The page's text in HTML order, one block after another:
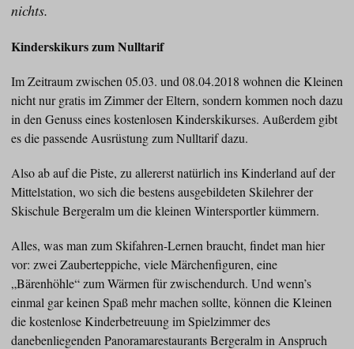
nichts.
Kinderskikurs zum Nulltarif
Im Zeitraum zwischen 05.03. und 08.04.2018 wohnen die Kleinen
nicht nur gratis im Zimmer der Eltern, sondern kommen noch dazu
in den Genuss eines kostenlosen Kinderskikurses. Außerdem gibt
es die passende Ausrüstung zum Nulltarif dazu.
Also ab auf die Piste, zu allererst natürlich ins Kinderland auf der
Mittelstation, wo sich die bestens ausgebildeten Skilehrer der
Skischule Bergeralm um die kleinen Wintersportler kümmern.
Alles, was man zum Skifahren-Lernen braucht, findet man hier
vor: zwei Zauberteppiche, viele Märchenfiguren, eine
„Bärenhöhle“ zum Wärmen für zwischendurch. Und wenn’s
einmal gar keinen Spaß mehr machen sollte, können die Kleinen
die kostenlose Kinderbetreuung im Spielzimmer des
danebenliegenden Panoramarestaurants Bergeralm in Anspruch